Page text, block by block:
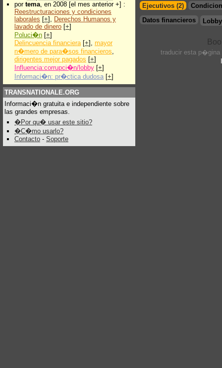
por tema, en 2008 [el mes anterior +] :
Reestructuraciones y condiciones
laborales [+], Derechos Humanos y
lavado de dinero [+]
Poluci�n [+]
Delincuencia financiera[+], mayor
n�mero de para�sos financieros,
dirigentes mejor pagados [+]
Influencia:corrupci�n/lobby [+]
Informaci�n: pr�ctica dudosa [+]
TRANSNATIONALE.ORG
Informaci�n gratuita e independiente sobre
las grandes empresas.
�Por qu� usar este sitio?
�C�mo usarlo?
Contacto - Soporte
Ejecutivos (2)
Datos financieros
traducir esta